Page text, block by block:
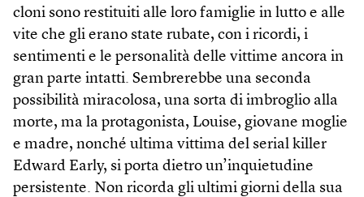
cloni sono restituiti alle loro famiglie in lutto e alle
vite che gli erano state rubate, con i ricordi, i
sentimenti e le personalità delle vittime ancora in
gran parte intatti. Sembrerebbe una seconda
possibilità miracolosa, una sorta di imbroglio alla
morte, ma la protagonista, Louise, giovane moglie
e madre, nonché ultima vittima del serial killer
Edward Early, si porta dietro un’inquietudine
persistente. Non ricorda gli ultimi giorni della sua